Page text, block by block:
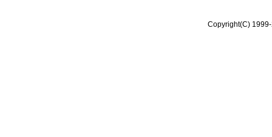
Copyright(C)